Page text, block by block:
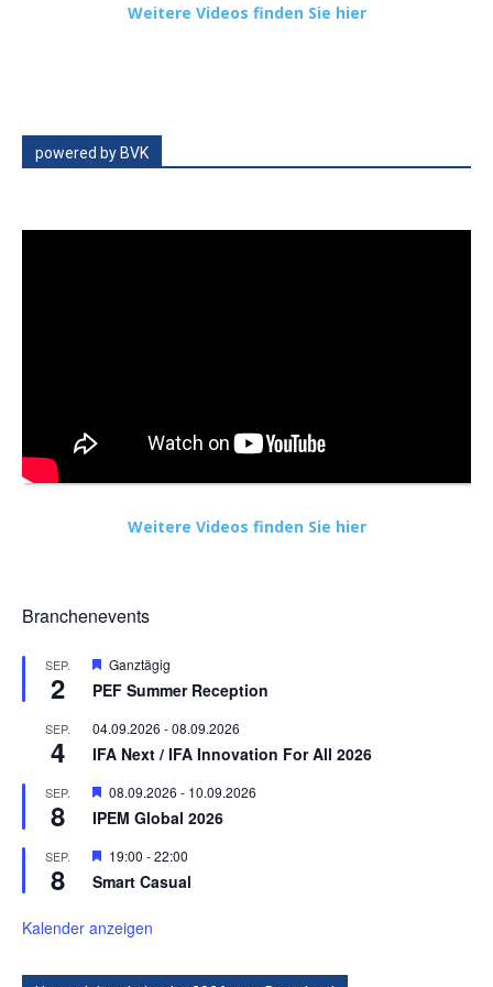
Weitere Videos finden Sie hier
powered by BVK
Weitere Videos finden Sie hier
Branchenevents
SEP.
2
Hervorgehoben
Ganztägig
PEF Summer Reception
SEP.
4
04.09.2026 -08.09.2026
IFA Next / IFA Innovation For All 2026
SEP.
8
Hervorgehoben
08.09.2026 - 10.09.2026
IPEM Global 2026
SEP.
8
Hervorgehoben
19:00 -22:00
Smart Casual
Kalender anzeigen